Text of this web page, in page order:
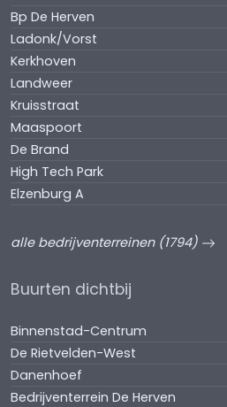
Bp De Herven
Ladonk/Vorst
Kerkhoven
Landweer
Kruisstraat
Maaspoort
De Brand
High Tech Park
Elzenburg A
alle bedrijventerreinen (1794)
Buurten dichtbij
Binnenstad-Centrum
De Rietvelden-West
Danenhoef
Bedrijventerrein De Herven